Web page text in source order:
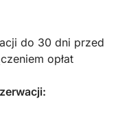
do 30 dni przed
opłat